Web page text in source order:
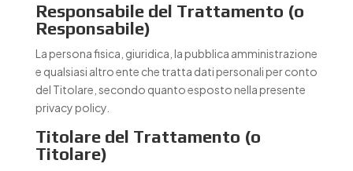
Responsabile del Trattamento (o
Responsabile)
La persona fisica, giuridica, la pubblica amministrazione
e qualsiasi altro ente che tratta dati personali per conto
del Titolare, secondo quanto esposto nella presente
privacy policy.
Titolare del Trattamento (o
Titolare)